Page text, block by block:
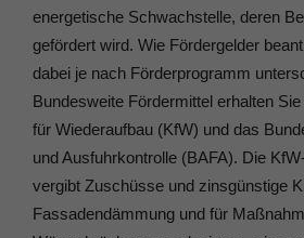
energetische Schwachstelle, deren
gefördert wird. Wie Fördergelder
dabei je nach Förderprogramm
Bundesweite Fördermittel erhalten
für Wiederaufbau (KfW) und das
und Ausfuhrkontrolle (BAFA). Die
vergibt Zuschüsse und zinsgünstige
Fassadendämmung und für